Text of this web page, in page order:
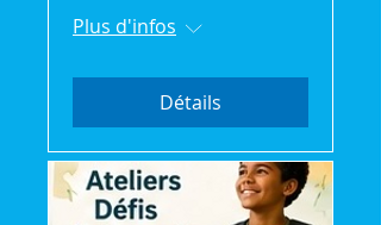
Plus d'infos
Détails